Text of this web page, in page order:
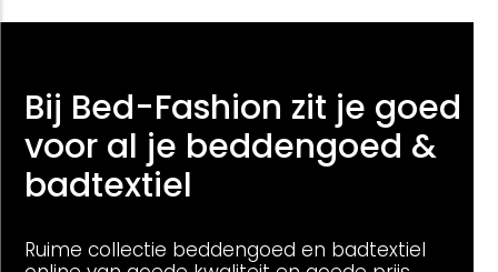
Bij Bed-Fashion zit je goed
voor al je beddengoed &
badtextiel
Ruime collectie beddengoed en badtextiel